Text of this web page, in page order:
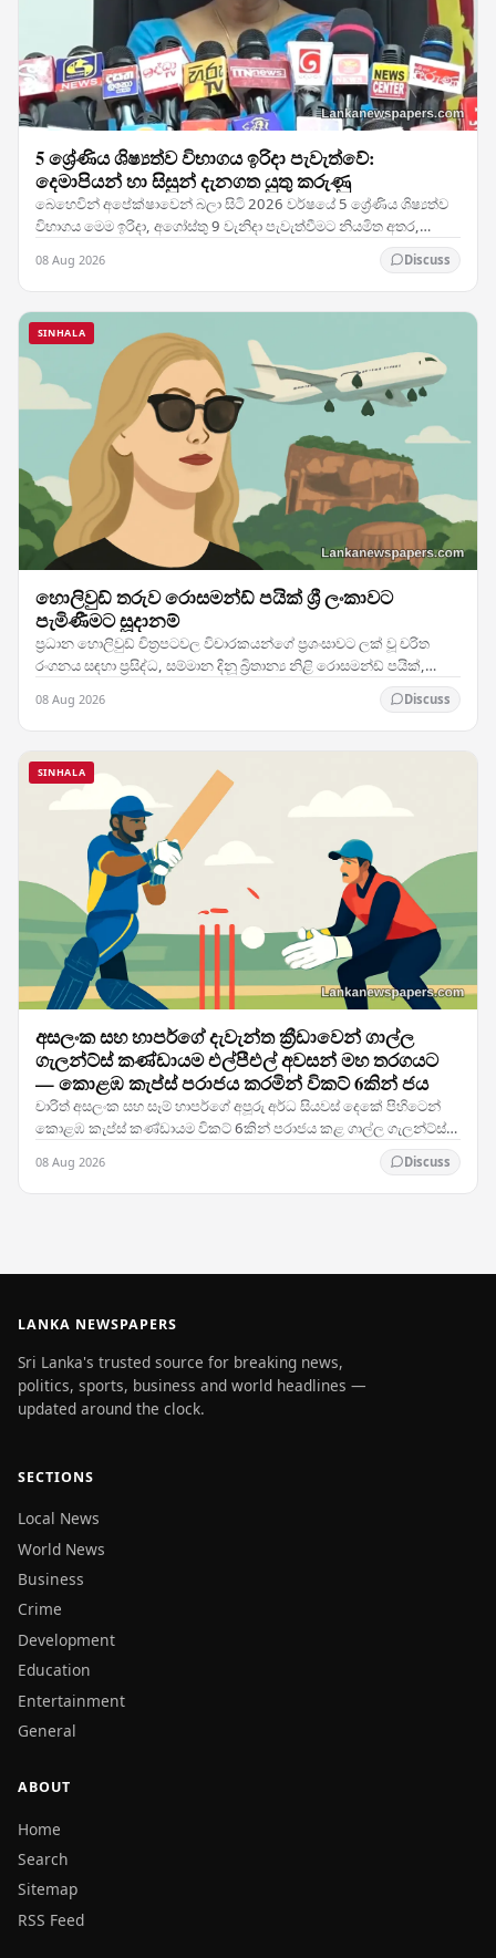
5 ශ්‍රේණිය ශිෂ්‍යත්ව විභාගය ඉරිදා පැවැත්වේ:
දෙමාපියන් හා සිසුන් දැනගත යුතු කරුණු
බෙහෙවින් අපේක්ෂාවෙන් බලා සිටි 2026 වර්ෂයේ 5 ශ්‍රේණිය ශිෂ්‍යත්ව
විභාගය මෙම ඉරිදා, අගෝස්තු 9 වැනිදා පැවැත්වීමට නියමිත අතර,
08 Aug 2026 Discuss
SINHALA
හොලිවුඩ් තරුව රොසමන්ඩ් පයික් ශ්‍රී ලංකාවට
පැමිණීමට සූදානම්
ප්‍රධාන හොලිවුඩ් චිත්‍රපටවල විචාරකයන්ගේ ප්‍රශංසාවට ලක් වූ චරිත
රංගනය සඳහා ප්‍රසිද්ධ, සම්මාන දිනූ බ්‍රිතාන්‍ය නිළි රොසමන්ඩ් පයික්,
08 Aug 2026 Discuss
SINHALA
අසලංක සහ හාපර්ගේ දැවැන්ත ක්‍රීඩාවෙන් ගාල්ල
ගැලන්ට්ස් කණ්ඩායම එල්පීඑල් අවසන් මහ තරගයට
— කොළඹ කැප්ස් පරාජය කරමින් විකට් 6කින් ජය
චාරිත් අසලංක සහ සෑම් හාපර්ගේ අපූරු අර්ධ සියවස් දෙකේ පිහිටෙන්
කොළඹ කැප්ස් කණ්ඩායම විකට් 6කින් පරාජය කළ ගාල්ල ගැලන්ට්ස්
08 Aug 2026 Discuss
LANKA NEWSPAPERS
Sri Lanka's trusted source for breaking news,
politics, sports, business and world headlines —
updated around the clock.
SECTIONS
Local News
World News
Business
Crime
Development
Education
Entertainment
General
ABOUT
Home
Search
Sitemap
RSS Feed